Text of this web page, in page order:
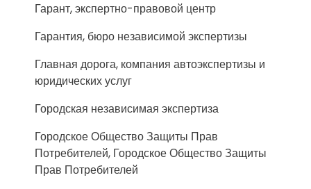
Гарант, экспертно-правовой центр
Гарантия, бюро независимой экспертизы
Главная дорога, компания автоэкспертизы и
юридических услуг
Городская независимая экспертиза
Городское Общество Защиты Прав
Потребителей, Городское Общество Защиты
Прав Потребителей